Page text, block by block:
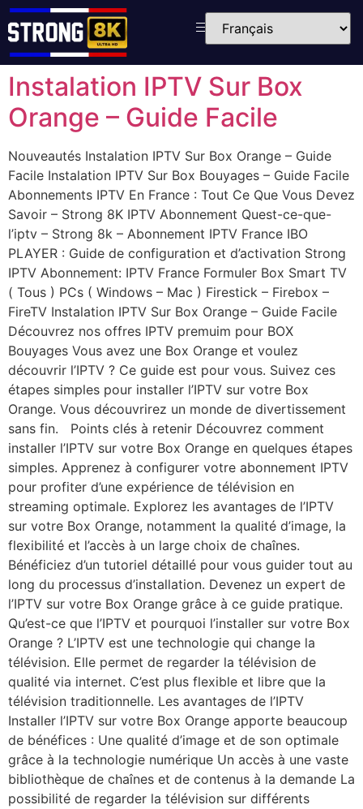
Instalation IPTV Sur Box
Orange – Guide Facile
Nouveautés Instalation IPTV Sur Box Orange – Guide
Facile Instalation IPTV Sur Box Bouyages – Guide Facile
Abonnements IPTV En France : Tout Ce Que Vous Devez
Savoir – Strong 8K IPTV Abonnement Quest-ce-que-
l’iptv – Strong 8k – Abonnement IPTV France IBO
PLAYER : Guide de configuration et d’activation Strong
IPTV Abonnement: IPTV France Formuler Box​ Smart TV
( Tous ) PCs ( Windows – Mac ) Firestick – Firebox –
FireTV Instalation IPTV Sur Box Orange – Guide Facile
Découvrez nos offres IPTV premuim pour BOX
Bouyages Vous avez une Box Orange et voulez
découvrir l’IPTV ? Ce guide est pour vous. Suivez ces
étapes simples pour installer l’IPTV sur votre Box
Orange. Vous découvrirez un monde de divertissement
sans fin. Points clés à retenir Découvrez comment
installer l’IPTV sur votre Box Orange en quelques étapes
simples. Apprenez à configurer votre abonnement IPTV
pour profiter d’une expérience de télévision en
streaming optimale. Explorez les avantages de l’IPTV
sur votre Box Orange, notamment la qualité d’image, la
flexibilité et l’accès à un large choix de chaînes.
Bénéficiez d’un tutoriel détaillé pour vous guider tout au
long du processus d’installation. Devenez un expert de
l’IPTV sur votre Box Orange grâce à ce guide pratique.
Qu’est-ce que l’IPTV et pourquoi l’installer sur votre Box
Orange ? L’IPTV est une technologie qui change la
télévision. Elle permet de regarder la télévision de
qualité via internet. C’est plus flexible et libre que la
télévision traditionnelle. Les avantages de l’IPTV
Installer l’IPTV sur votre Box Orange apporte beaucoup
de bénéfices : Une qualité d’image et de son optimale
grâce à la technologie numérique Un accès à une vaste
bibliothèque de chaînes et de contenus à la demande La
possibilité de regarder la télévision sur différents